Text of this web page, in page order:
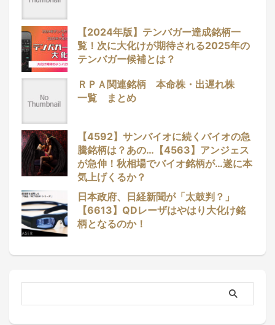
【2024年版】テンバガー達成銘柄一
覧！次に大化けが期待される2025年の
テンバガー候補とは？
ＲＰＡ関連銘柄 本命株・出遅れ株
一覧 まとめ
【4592】サンバイオに続くバイオの急
騰銘柄は？あの…【4563】アンジェス
が急伸！秋相場でバイオ銘柄が…遂に本
気上げくるか？
日本政府、日経新聞が「太鼓判？」
【6613】QDレーザはやはり大化け銘
柄となるのか！